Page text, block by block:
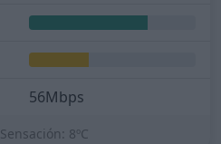
56Mbps
Sensación: 8ºC